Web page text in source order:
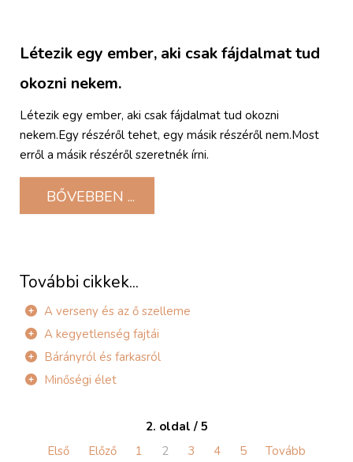
Létezik egy ember, aki csak fájdalmat tud
okozni nekem.
Létezik egy ember, aki csak fájdalmat tud okozni
nekem.Egy részéről tehet, egy másik részéről nem.Most
erről a másik részéről szeretnék írni.
BŐVEBBEN ...
A verseny és az ő szelleme
A kegyetlenség fajtái
Bárányról és farkasról
Minőségi élet
2. oldal / 5
Első
Előző 1 2 3 4 5
Tovább